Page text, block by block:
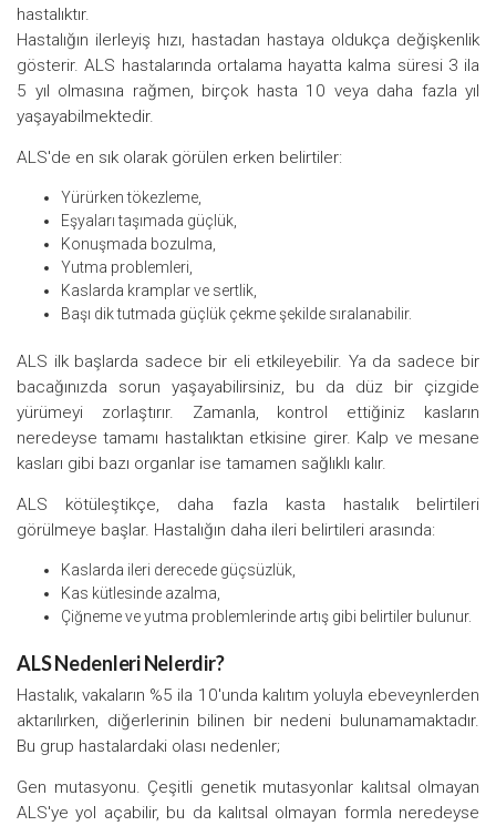
hastalıktır.
Hastalığın ilerleyiş hızı, hastadan hastaya oldukça değişkenlik
gösterir. ALS hastalarında ortalama hayatta kalma süresi 3 ila
5 yıl olmasına rağmen, birçok hasta 10 veya daha fazla yıl
yaşayabilmektedir.
ALS'de en sık olarak görülen erken belirtiler:
Yürürken tökezleme,
Eşyaları taşımada güçlük,
Konuşmada bozulma,
Yutma problemleri,
Kaslarda kramplar ve sertlik,
Başı dik tutmada güçlük çekme şekilde sıralanabilir.
ALS ilk başlarda sadece bir eli etkileyebilir. Ya da sadece bir
bacağınızda sorun yaşayabilirsiniz, bu da düz bir çizgide
yürümeyi zorlaştırır. Zamanla, kontrol ettiğiniz kasların
neredeyse tamamı hastalıktan etkisine girer. Kalp ve mesane
kasları gibi bazı organlar ise tamamen sağlıklı kalır.
ALS kötüleştikçe, daha fazla kasta hastalık belirtileri
görülmeye başlar. Hastalığın daha ileri belirtileri arasında:
Kaslarda ileri derecede güçsüzlük,
Kas kütlesinde azalma,
Çiğneme ve yutma problemlerinde artış gibi belirtiler bulunur.
ALS Nedenleri Nelerdir?
Hastalık, vakaların %5 ila 10'unda kalıtım yoluyla ebeveynlerden
aktarılırken, diğerlerinin bilinen bir nedeni bulunamamaktadır.
Bu grup hastalardaki olası nedenler;
Gen mutasyonu. Çeşitli genetik mutasyonlar kalıtsal olmayan
ALS'ye yol açabilir, bu da kalıtsal olmayan formla neredeyse